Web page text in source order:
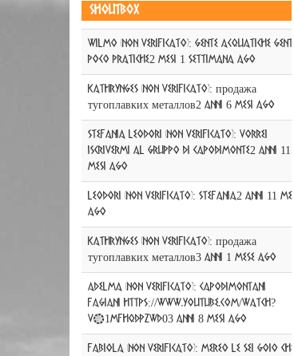
Shoutbox
WILMO (non verificato): GENTE ACQUATICHE GENTE
POCO PRATICHE2 mesi 1 settimana ago
KathrynGes (non verificato): продажа
тугоплавких металлов2 anni 6 mesi ago
Stefania Leodori (non verificato): Vorrei
iscrivermi al gruppo di Capodimonte2 anni 11
mesi ago
Leodori (non verificato): Stefania2 anni 11 mesi
ago
KathrynGes (non verificato): продажа
тугоплавких металлов3 anni 1 mese ago
Adelma (non verificato): Capodimontani
fagiani https://www.youtube.com/watch?
v=1MfhqDpzwd03 anni 8 mesi ago
fabiola (non verificato): MEREO LE SEI GOIO CHE